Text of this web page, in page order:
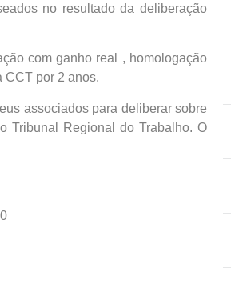
no resultado da deliberação
com ganho real , homologação
CCT por 2 anos.
associados para deliberar sobre
Tribunal Regional do Trabalho. O